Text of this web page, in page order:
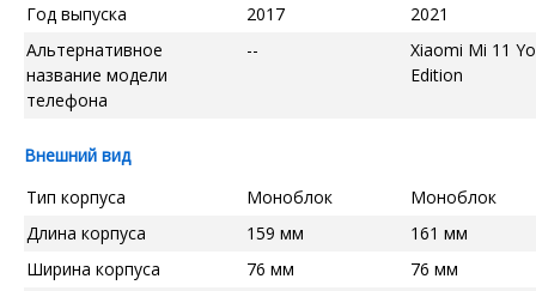
Год выпуска
2017
2021
Альтернативное
название модели
телефона
--
Xiaomi Mi 11
Edition
Внешний вид
Тип корпуса
Моноблок
Моноблок
Длина корпуса
159 мм
161 мм
Ширина корпуса
76 мм
76 мм